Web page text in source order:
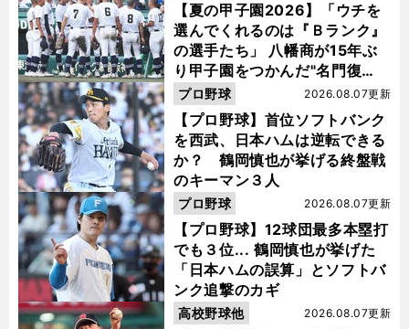
【夏の甲子園2026】「ウチを
選んでくれるのは『Ｂランク』
の選手たち」 八幡商が15年ぶ
り甲子園をつかんだ"名門復
活"の舞台裏
【プロ野球】首位ソフトバンク
を西武、日本ハムは逆転できる
か？ 鶴岡慎也が挙げる終盤戦
のキーマン３人
2026.08.07更新
プロ野球
【プロ野球】12球団最多本塁打
でも３位... 鶴岡慎也が挙げた
「日本ハムの誤算」とソフトバ
ンク追撃のカギ
2026.08.07更新
プロ野球
2026.08.07更新
高校野球他